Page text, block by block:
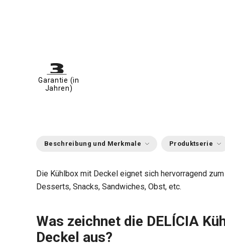
Garantie (in
Jahren)
Beschreibung und Merkmale Produktserie
Die Kühlbox mit Deckel eignet sich hervorragend
Desserts, Snacks, Sandwiches, Obst, etc.
Was zeichnet die DELÍCIA
Deckel aus?